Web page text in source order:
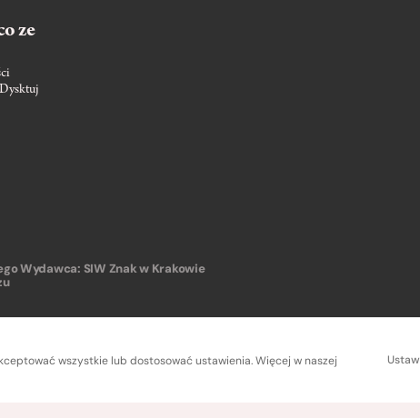
ze
Wydawca: SIW Znak w Krakowie
wszystkie lub dostosować ustawienia. Więcej w naszej